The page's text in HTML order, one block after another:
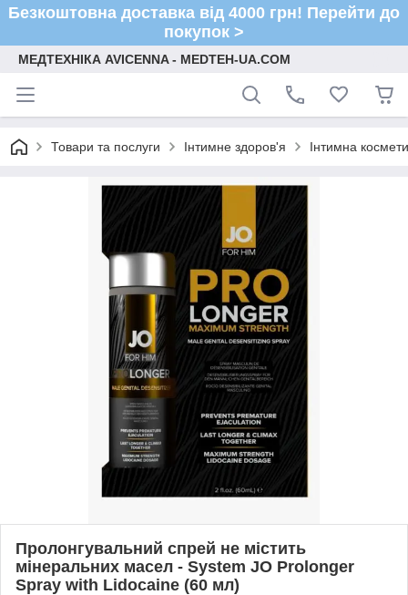
Безкоштовна доставка від 4000 грн! Перейти до
покупок >
МЕДТЕХНІКА AVICENNA - MEDTEH-UA.COM
Товари та послуги Інтимне здоров'я Інтимна
Пролонгувальний спрей не містить
мінеральних масел - System JO Prolonger
Spray with Lidocaine (60 мл)